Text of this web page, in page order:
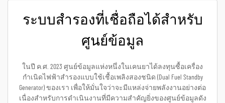
ระบบสำรองที่เชื่อถือได้สำหรับ
ศูนย์ข้อมูล
ในปี ค.ศ. 2023 ศูนย์ข้อมูลแห่งหนึ่งในเคนยาได้ลงทุนซื้อเครื่อง
กำเนิดไฟฟ้าสำรองแบบใช้เชื้อเพลิงสองชนิด (Dual Fuel Standby
Generator) ของเรา เพื่อให้มั่นใจว่าจะมีแหล่งจ่ายพลังงานอย่างต่อ
เนื่องสำหรับการดำเนินงานที่มีความสำคัญยิ่งของศูนย์ข้อมูลดัง